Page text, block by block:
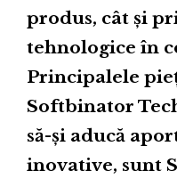
produs, cât și
tehnologice în
Principalele
Softbinator
să-și aducă
inovative, sunt